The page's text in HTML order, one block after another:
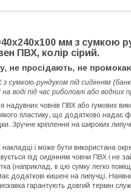
мм з сумкою
ПВХ, колір сірий.
не просідають, не
з сумкою-рундуком під сидінням
воді під час риболовлі або водних
човнів ПВХ або гумових
пластику, що додатково надає
Зручне кріплення на широких
і може бути використана
під сидінням човни ПВХ і не
(наприклад, в цю сумку легко
додаткові кишені на липучці.
гарантують довгий термін